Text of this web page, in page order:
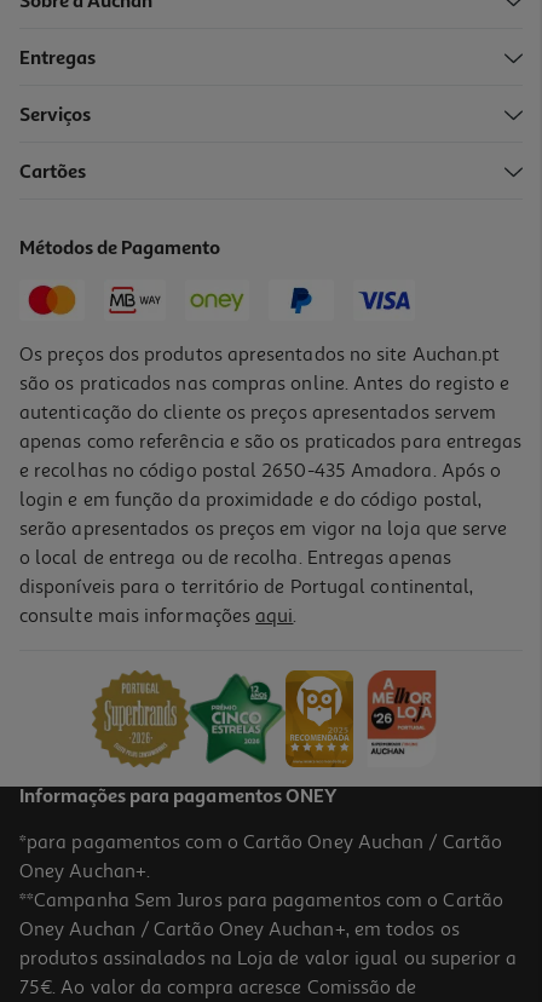
-25%
Price reduced from
12,99 €to
Promoção
-25%
Puzzle Tower Bridge Clementoni 1000 Peças
Price reduced from
-25%
Entregas
Serviços
Cartões
Métodos de Pagamento
Os preços dos produtos apresentados no site Auchan.pt
são os praticados nas compras online. Antes do registo e
autenticação do cliente os preços apresentados servem
apenas como referência e são os praticados para entregas
e recolhas no código postal 2650-435 Amadora. Após o
login e em função da proximidade e do código postal,
serão apresentados os preços em vigor na loja que serve
o local de entrega ou de recolha. Entregas apenas
disponíveis para o território de Portugal continental,
consulte mais informações aqui.
Informações para pagamentos ONEY
*para pagamentos com o Cartão Oney Auchan / Cartão
Oney Auchan+.
**Campanha Sem Juros para pagamentos com o Cartão
Oney Auchan / Cartão Oney Auchan+, em todos os
produtos assinalados na Loja de valor igual ou superior a
75€. Ao valor da compra acresce Comissão de